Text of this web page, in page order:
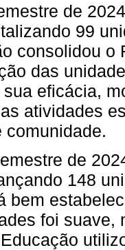
de
99
consolidou
das
eficácia,
atividades
comunidade.
de
148
bem
foi suave,